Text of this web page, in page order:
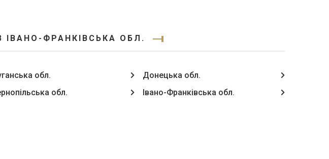
ФРАНКІВСЬКА ОБЛ.
обл.
обл.
Донецька обл.
Івано-Франківська обл.